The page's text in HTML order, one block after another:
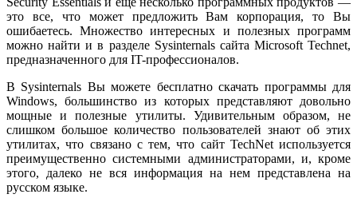
это все, что может предложить Вам корпорация, то Вы
ошибаетесь. Множество интересных и полезных программ
можно найти и в разделе Sysinternals сайта Microsoft Technet,
предназначенного для IT-профессионалов.
В Sysinternals Вы можете бесплатно скачать программы для
Windows, большинство из которых представляют довольно
мощные и полезные утилиты. Удивительным образом, не
слишком большое количество пользователей знают об этих
утилитах, что связано с тем, что сайт TechNet используется
преимущественно системными администраторами, и, кроме
этого, далеко не вся информация на нем представлена на
русском языке.